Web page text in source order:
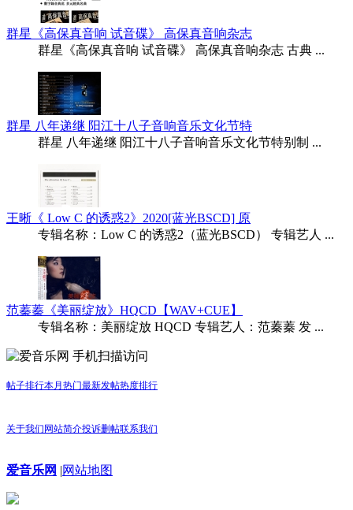
群星《高保真音响 试音碟》 高保真音响杂志
群星《高保真音响 试音碟》 高保真音响杂志 古典 ...
群星 八年递继 阳江十八子音响音乐文化节特
群星 八年递继 阳江十八子音响音乐文化节特别制 ...
王晰《 Low C 的诱惑2》2020[蓝光BSCD] 原
专辑名称：Low C 的诱惑2（蓝光BSCD） 专辑艺人 ...
范蓁蓁《美丽绽放》HQCD【WAV+CUE】
专辑名称：美丽绽放 HQCD 专辑艺人：范蓁蓁 发 ...
手机扫描访问
帖子排行本月热门最新发帖热度排行
关于我们 网站简介投诉删帖联系我们
爱音乐网 |网站地图